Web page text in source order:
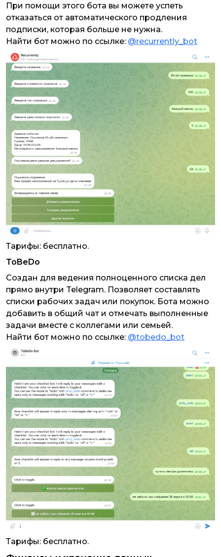
При помощи этого бота вы можете успеть
отказаться от автоматического продления
подписки, которая больше не нужна.
Найти бот можно по ссылке: @recurrently_bot
Тарифы: бесплатно.
ToBeDo
Создан для ведения полноценного списка дел
прямо внутри Telegram. Позволяет составлять
списки рабочих задач или покупок. Бота можно
добавить в общий чат и отмечать выполненные
задачи вместе с коллегами или семьей.
Найти бот можно по ссылке: @tobedo_bot
Тарифы: бесплатно.